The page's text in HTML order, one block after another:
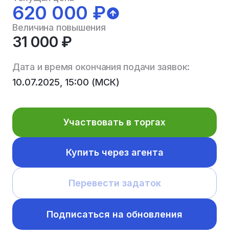
620 000 ₽
Величина повышения
31 000 ₽
Дата и время окончания подачи заявок:
10.07.2025, 15:00 (МСК)
Участвовать в торгах
Купить через агента
Перевести задаток
Подписаться на обновления